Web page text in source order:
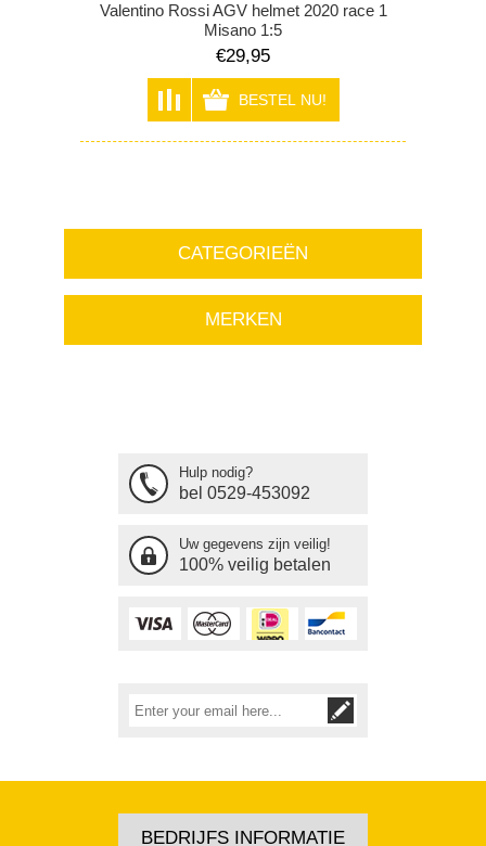
Valentino Rossi AGV helmet 2020 race 1
Misano 1:5
€29,95
CATEGORIEËN
MERKEN
Hulp nodig?
bel 0529-453092
Uw gegevens zijn veilig!
100% veilig betalen
BEDRIJFS INFORMATIE